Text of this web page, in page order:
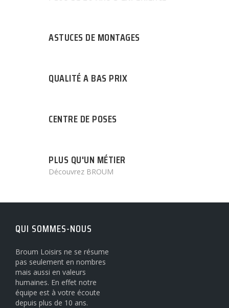
ASTUCES DE MONTAGES
QUALITÉ A BAS PRIX
CENTRE DE POSES
PLUS QU'UN MÉTIER
Découvrez BROUM
QUI SOMMES-NOUS
Broum Loisirs ne se résume
pas seulement en nombres
mais aussi en valeurs
humaines. En effet notre
équipe est à votre écoute
depuis plus de 10 ans.